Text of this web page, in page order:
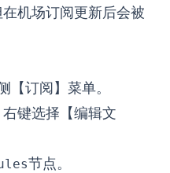
机场订阅更新后会被
订阅】菜单。
键选择【编辑文
节点。